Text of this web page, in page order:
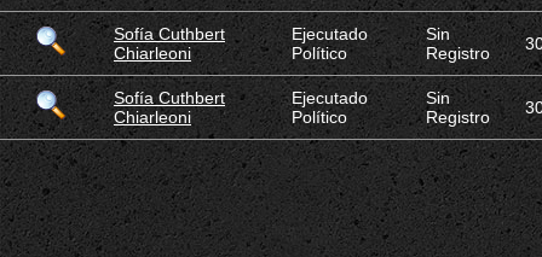
Sofía Cuthbert
Chiarleoni
Ejecutado
Político
Sin
Registro
Sofía Cuthbert
Chiarleoni
Ejecutado
Político
Sin
Registro